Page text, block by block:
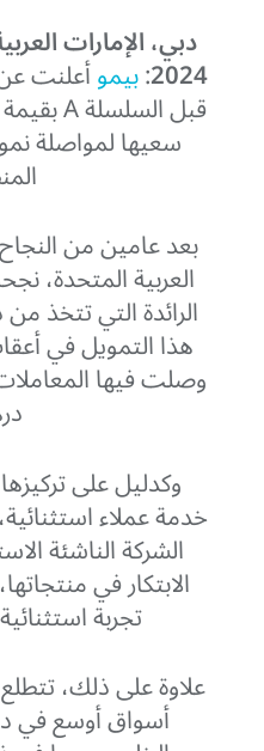
2024
:بيموأعلنت
سعيها لمواصلة
بعد عامين من
العربية المتحدة،
الرائدة التي تتخذ
هذا التمويل في
وكدليل على
خدمة عملاء
الشركة الناشئة
الابتكار في
تجربة
أسواق أوسع في